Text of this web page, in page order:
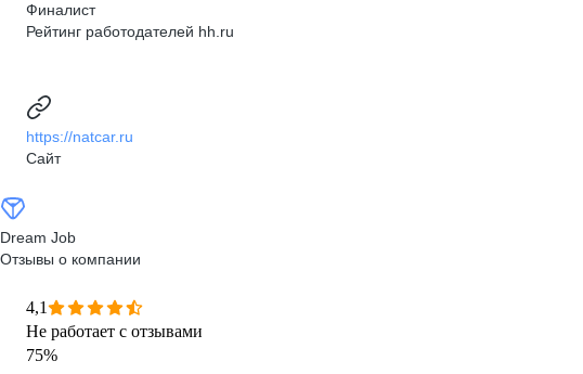
Финалист
Рейтинг работодателей hh.ru
https://natcar.ru
Сайт
Dream Job
Отзывы о компании
4,1
Не работает с отзывами
75%